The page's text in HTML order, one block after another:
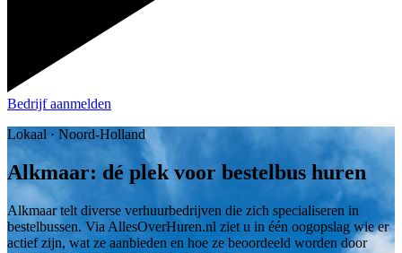
Bedrijf aanmelden
Lokaal · Noord-Holland
Alkmaar: dé plek voor bestelbus huren
Alkmaar telt diverse verhuurbedrijven die zich specialiseren in
bestelbussen. Via AllesOverHuren.nl ziet u in één oogopslag wie er
actief zijn, wat ze aanbieden en hoe ze beoordeeld worden door